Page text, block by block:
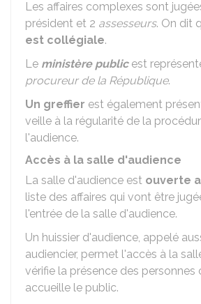
Les affaires complexes sont
président et 2 assesseurs. On dit
est collégiale.
Le ministère publicest
procureur de la République.
Un greffier est également
veille à la régularité de la
l'audience.
Accès à la salle d'audience
La salle d'audience est ouverte
liste des affaires qui vont être
l'entrée de la salle d'audience.
Un huissier d'audience, appelé
audiencier, permet l'accès à la
vérifie la présence des
accueille le public.